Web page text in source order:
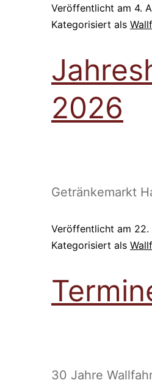
Veröffentlicht am 4.
Kategorisiert als
2026
Getränkemarkt
Veröffentlicht am 22.
Kategorisiert als
30 Jahre